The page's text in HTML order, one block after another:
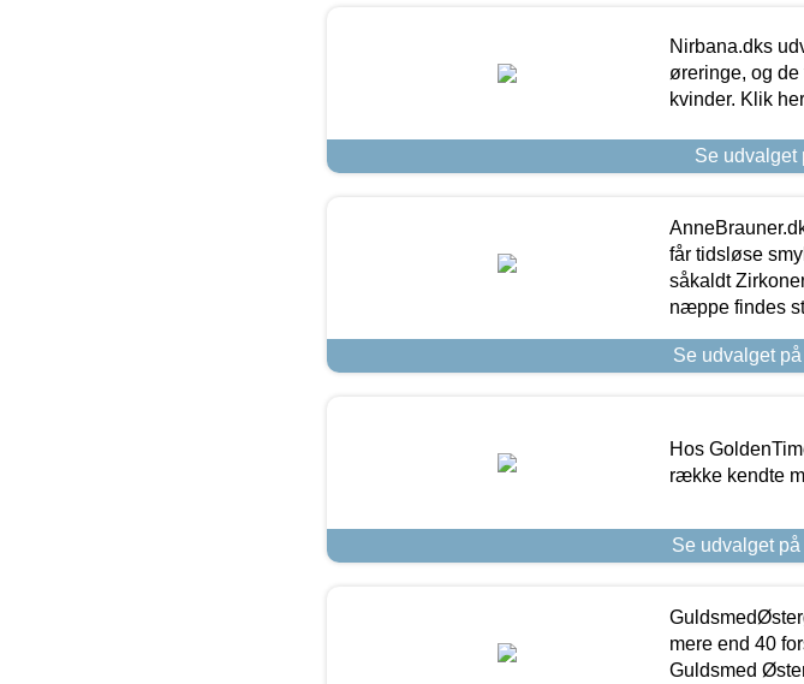
Nirbana.dks
øreringe, og
kvinder. Klik
Se udvalget
får tidsløse
såkaldt
næppe findes
Se udvalget
Hos
række kendte
Se udvalget
mere end 40
Guldsmed